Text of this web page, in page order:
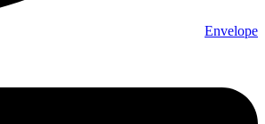
Envelope